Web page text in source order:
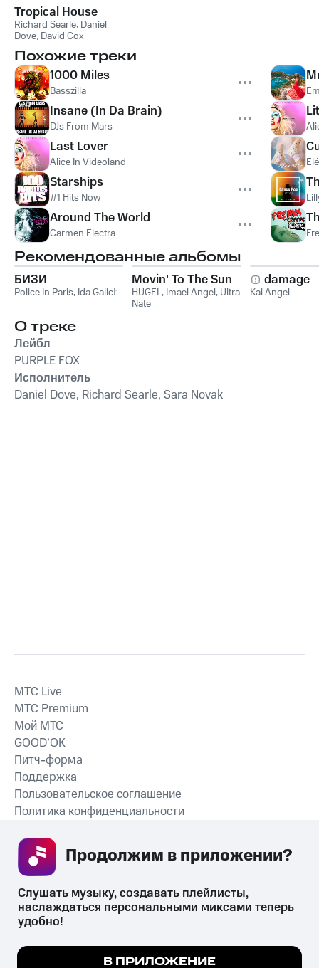
Tropical House
Richard Searle, Daniel
Dove, David Cox
Похожие треки
1000 Miles
Basszilla
Insane (In Da Brain)
DJs From Mars
Last Lover
Alice In Videoland
Starships
#1 Hits Now
Around The World
Carmen Electra
Рекомендованные альбомы
БИЗИ
Police In Paris, Ida Galich
Movin' To The Sun
HUGEL, Imael Angel, Ultra
Nate
damage
Kai Angel
О треке
Лейбл
PURPLE FOX
Исполнитель
Daniel Dove, Richard Searle, Sara Novak
СКАЧАТЬ ПРИЛОЖЕНИЕ
MTС Live
MTС Premium
Мой МТС
GOOD’OK
Питч-форма
Поддержка
Пользовательское соглашение
Политика конфиденциальности
психотропных веществ, их аналогов причиняет вред здоровью,
их незаконный оборот запрещён и влечёт установленную
Мы используем куки, чтобы на сайте все
Слушать музыку, создавать плейлисты,
наслаждаться персональными миксами теперь
удобно!
В ПРИЛОЖЕНИЕ